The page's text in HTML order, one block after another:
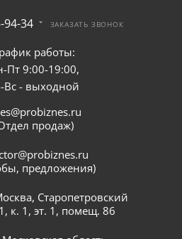
94-34 ЗАКАЗАТЬ ЗВОНОК
работы:
Пт 9:00-19:00,
Вс - выходной
продаж)
предложения)
Старопетровский
к. 1, эт. 1, помещ. 86